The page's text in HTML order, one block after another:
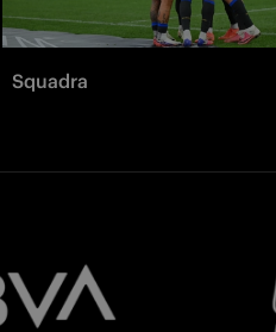
Squadra